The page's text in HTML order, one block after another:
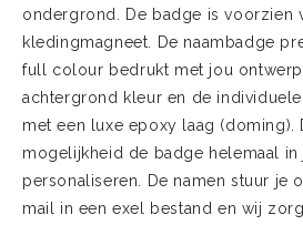
ondergrond. De badge is voorzien
kledingmagneet. De naambadge
full colour bedrukt met jou
achtergrond kleur en de
met een luxe epoxy laag (doming).
mogelijkheid de badge helemaal in
personaliseren. De namen stuur je
mail in een exel bestand en wij